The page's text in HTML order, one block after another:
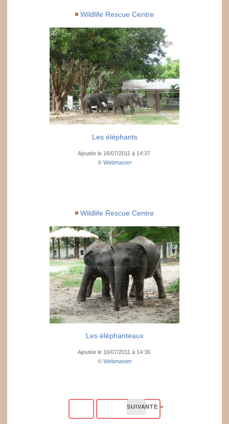
Wildlife Rescue Centre
Les éléphants
Ajoutée le 16/07/2011 à 14:37
© Webmaster
Wildlife Rescue Centre
Les éléphanteaux
Ajoutée le 16/07/2011 à 14:36
© Webmaster